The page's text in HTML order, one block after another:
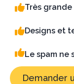
Très
Designs et
Le spam ne
Demander